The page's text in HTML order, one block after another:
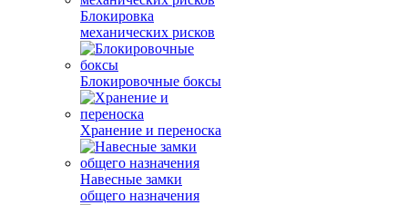
Блокировка
механических рисков
Блокировочные боксы
Хранение и переноска
Навесные замки
общего назначения